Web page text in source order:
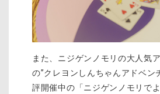
また、ニジゲンノモリの大人気
の”クレヨンしんちゃんアドベン
評開催中の「ニジゲンノモリで